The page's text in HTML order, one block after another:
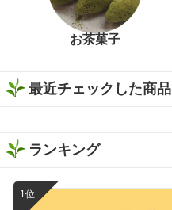
お茶菓子
最近チェックした商品
ランキング